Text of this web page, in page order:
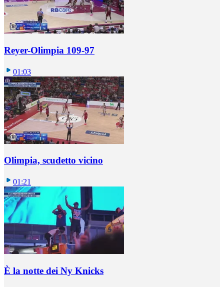
Reyer-Olimpia 109-97
01:03
Olimpia, scudetto vicino
01:21
È la notte dei Ny Knicks